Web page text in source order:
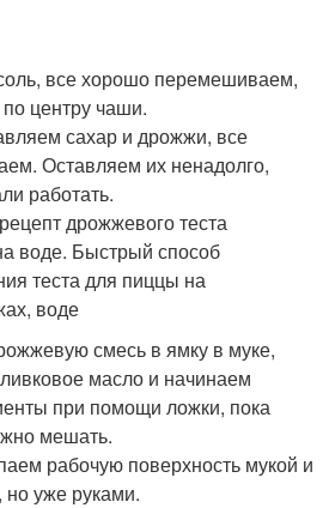
все хорошо перемешиваем,
центру чаши.
сахар и дрожжи, все
Оставляем их ненадолго,
работать.
смесь в ямку в муке,
масло и начинаем
при помощи ложки, пока
мешать.
рабочую поверхность мукой и
уже руками.